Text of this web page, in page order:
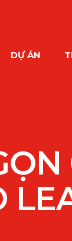
DỰ ÁN